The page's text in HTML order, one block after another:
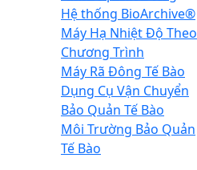
Hệ thống BioArchive®
Máy Hạ Nhiệt Độ Theo
Chương Trình
Máy Rã Đông Tế Bào
Dụng Cụ Vận Chuyển
Bảo Quản Tế Bào
Môi Trường Bảo Quản
Tế Bào